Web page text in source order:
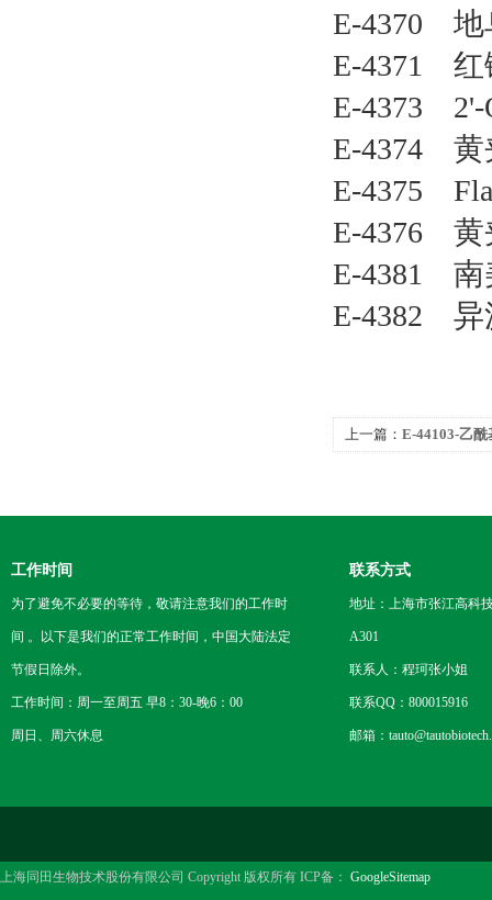
E-4370 地
E-4371 红
E-4373 2'-
E-4374 黄
E-4375
E-4376 黄
E-4381 南
E-4382 异
上一篇： E-44103-乙酰
工作时间
为了避免不必要的等待，敬请注意我们的工作时
间 。以下是我们的正常工作时间，中国大陆法定
节假日除外。
工作时间：周一至周五 早8：30-晚6：00
周日、周六休息
联系方式
地址：上海市张江高科
A301
联系人：程珂张小姐
联系QQ：800015916
邮箱：
上海同田生物技术股份有限公司 Copyright 版权所有 ICP备： GoogleSitemap